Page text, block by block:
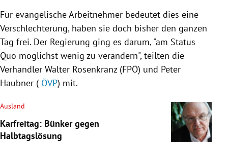
Für evangelische Arbeitnehmer bedeutet dies eine
Verschlechterung, haben sie doch bisher den ganzen
Tag frei. Der Regierung ging es darum, "am Status
Quo möglichst wenig zu verändern", teilten die
Verhandler Walter Rosenkranz(FPÖ) und Peter
Haubner ( ÖVP) mit.
Ausland
Karfreitag: Bünker gegen
Halbtagslösung